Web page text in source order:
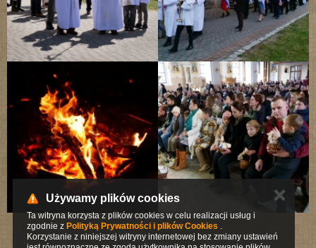
Używamy plików cookies
Ta witryna korzysta z plików cookies w celu realizacji usług i
zgodnie z Polityką Prywatności i plików Cookies .
Korzystanie z niniejszej witryny internetowej bez zmiany ustawień
✕